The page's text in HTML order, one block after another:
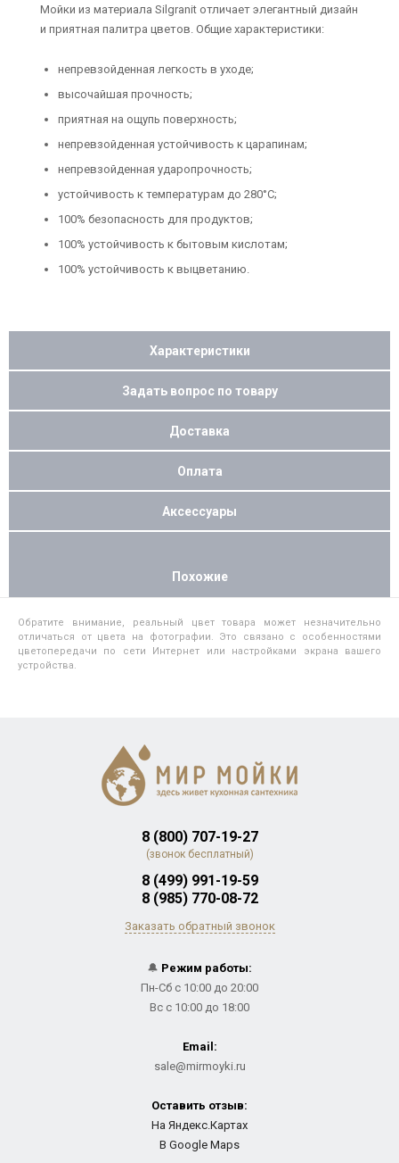
Мойки из материала Silgranit отличает элегантный дизайн
и приятная палитра цветов. Общие характеристики:
непревзойденная легкость в уходе;
высочайшая прочность;
приятная на ощупь поверхность;
непревзойденная устойчивость к царапинам;
непревзойденная ударопрочность;
устойчивость к температурам до 280°C;
100% безопасность для продуктов;
100% устойчивость к бытовым кислотам;
100% устойчивость к выцветанию.
Характеристики
Задать вопрос по товару
Доставка
Оплата
Аксессуары
Похожие
Обратите внимание, реальный цвет товара может незначительно
отличаться от цвета на фотографии. Это связано с особенностями
цветопередачи по сети Интернет или настройками экрана вашего
устройства.
8 (800) 707-19-27
(звонок бесплатный)
8 (499) 991-19-59
8 (985) 770-08-72
Заказать обратный звонок
🔔 Режим работы:
Пн-Сб с 10:00 до 20:00
Вс с 10:00 до 18:00
Email:
sale@mirmoyki.ru
Оставить отзыв:
На Яндекс.Картах
В Google Maps